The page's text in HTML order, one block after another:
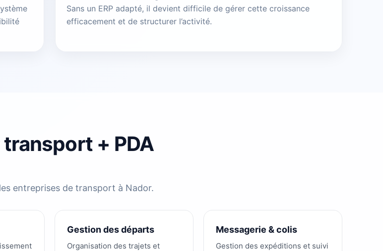
Sans un ERP adapté, il devient difficile de gérer cette croissance
efficacement et de structurer l’activité.
+ PDA
entreprises de transport à Nador.
Gestion des départs
Organisation des trajets et
Messagerie & colis
Gestion des expéditions et suivi